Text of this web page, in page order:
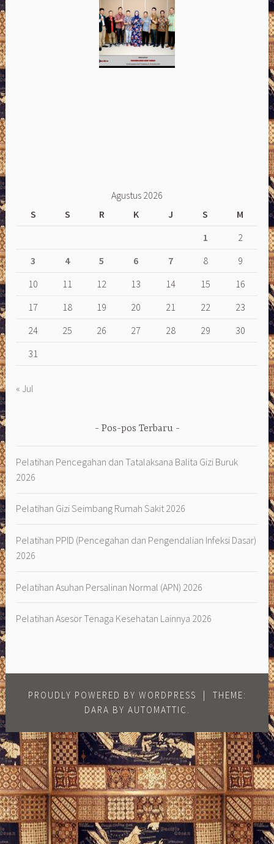
Agustus 2026
S
S R K J S
M
1
2
3
4 5 6 7 8
9
10
11 12 13 14 15
16
17
18 19 20 21 22
23
24
25 26 27 28 29
30
31
« Jul
Pos-pos Terbaru
Pelatihan Pencegahan dan Tatalaksana Balita Gizi Buruk
2026
Pelatihan Gizi Seimbang Rumah Sakit 2026
Pelatihan PPID (Pencegahan dan Pengendalian Infeksi Dasar)
2026
Pelatihan Asuhan Persalinan Normal (APN) 2026
Pelatihan Asesor Tenaga Kesehatan Lainnya 2026
PROUDLY POWERED BY WORDPRESS |
THEME:
DARA BY AUTOMATTIC .